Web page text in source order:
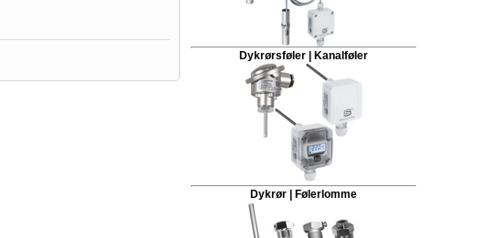
Dykrørsføler | Kanalføler
Dykrør | Følerlomme